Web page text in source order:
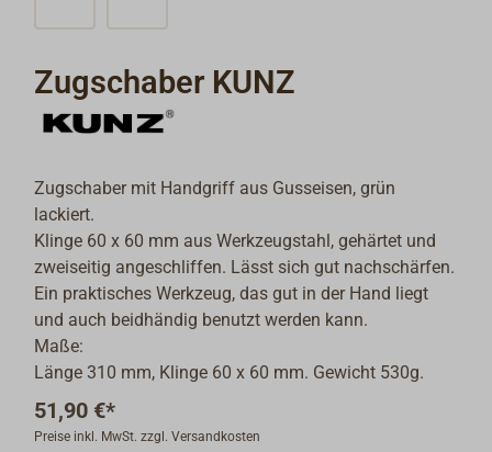
Zugschaber KUNZ
Zugschaber mit Handgriff aus Gusseisen, grün
lackiert.
Klinge 60 x 60 mm aus Werkzeugstahl, gehärtet und
zweiseitig angeschliffen. Lässt sich gut nachschärfen.
Ein praktisches Werkzeug, das gut in der Hand liegt
und auch beidhändig benutzt werden kann.
Maße:
Länge 310 mm, Klinge 60 x 60 mm. Gewicht 530g.
51,90 €*
Preise inkl. MwSt. zzgl. Versandkosten